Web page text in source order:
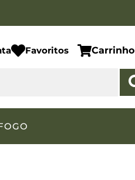
Favoritos Carrinho